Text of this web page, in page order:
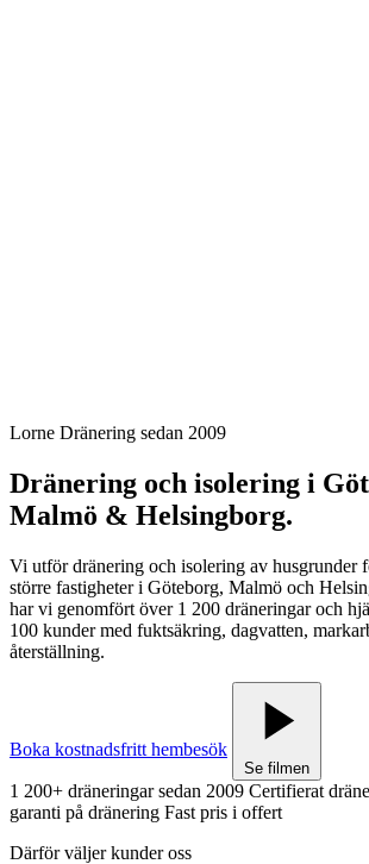
Lorne Dränering sedan 2009
Dränering och isolering i
Malmö & Helsingborg.
Vi utför dränering och isolering av husgrunder
större fastigheter i Göteborg, Malmö och
har vi genomfört över 1 200 dräneringar och
100 kunder med fuktsäkring, dagvatten,
återställning.
Boka kostnadsfritt hembesök
Se filmen
1 200+ dräneringar sedan 2009 Certifierat
garanti på dränering Fast pris i offert
Därför väljer kunder oss